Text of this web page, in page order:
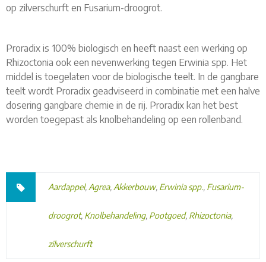
op zilverschurft en Fusarium-droogrot.
Proradix is 100% biologisch en heeft naast een werking op
Rhizoctonia ook een nevenwerking tegen Erwinia spp. Het
middel is toegelaten voor de biologische teelt. In de gangbare
teelt wordt Proradix geadviseerd in combinatie met een halve
dosering gangbare chemie in de rij. Proradix kan het best
worden toegepast als knolbehandeling op een rollenband.
Aardappel, Agrea, Akkerbouw, Erwinia spp., Fusarium-
droogrot, Knolbehandeling, Pootgoed, Rhizoctonia,
zilverschurft